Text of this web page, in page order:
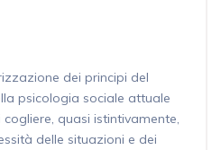
dei principi del
psicologia sociale attuale
quasi istintivamente,
delle situazioni e dei